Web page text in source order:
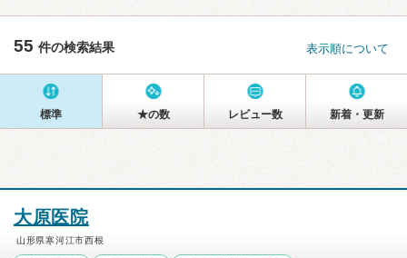
55 件の検索結果 表示順について
標準 ★の数 レビュー数 新着・更新
大原医院
山形県寒河江市西根